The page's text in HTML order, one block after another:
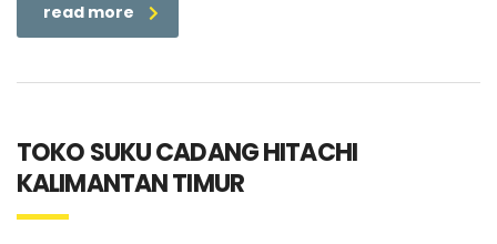
read more
TOKO SUKU CADANG HITACHI
KALIMANTAN TIMUR